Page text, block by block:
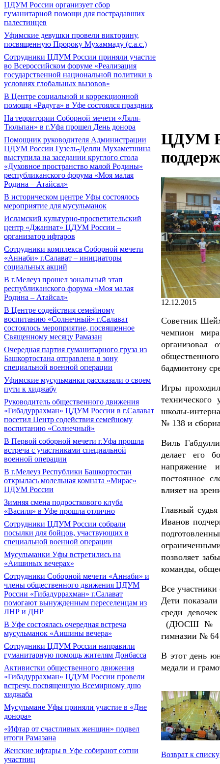
ЦДУМ России организует сбор
гуманитарной помощи для пострадавших
палестинцев
Уфимские девушки провели викторину,
посвященную Пророку Мухаммаду (с.а.с.)
Сотрудники ЦДУМ России приняли участие
во Всероссийском форуме «Реализация
государственной национальной политики в
условиях глобальных вызовов»
В Центре социальной и коррекционной
помощи «Радуга» в Уфе состоялся праздник
На территории Соборной мечети «Ляля-
Тюльпан» в г.Уфа прошел День донора
Помощник руководителя Администрации
ЦДУМ России Гузель-Делли Мухаметшина
выступила на заседании круглого стола
«Духовное пространство малой Родины»
республиканского форума «Моя малая
Родина – Атайсал»
В историческом центре Уфы состоялось
мероприятие для мусульманок
Исламский культурно-просветительский
центр «Джаннат» ЦДУМ России –
организатор ифтаров
Сотрудники комплекса Соборной мечети
«Аннаби» г.Салават – инициаторы
социальных акций
В г.Мелеуз прошел зональный этап
республиканского форума «Моя малая
Родина – Атайсал»
В Центре содействия семейному
воспитанию «Солнечный» г.Салават
состоялось мероприятие, посвященное
Священному месяцу Рамазан
Очередная партия гуманитарного груза из
Башкортостана отправлена в зону
специальной военной операции
Уфимские мусульманки рассказали о своем
пути к хиджабу
Руководитель общественного движения
«Гибадуррахман» ЦДУМ России в г.Салават
посетил Центр содействия семейному
воспитанию «Солнечный»
В Первой соборной мечети г.Уфа прошла
встреча с участниками специальной
военной операции
В г.Мелеуз Республики Башкортостан
открылась молельная комната «Мирас»
ЦДУМ России
Зимняя смена подросткового клуба
«Василя» в Уфе прошла отлично
Сотрудники ЦДУМ России собрали
посылки для бойцов, участвующих в
специальной военной операции
Мусульманки Уфы встретились на
«Аишиных вечерах»
Сотрудники Соборной мечети «Аннаби» и
члены общественного движения ЦДУМ
России «Гибадуррахман» г.Салават
помогают вынужденным переселенцам из
ЛНР и ДНР
В Уфе состоялась очередная встреча
мусульманок «Аишины вечера»
Сотрудники ЦДУМ России направили
гуманитарную помощь жителям Донбасса
Активистки общественного движения
«Гибадуррахман» ЦДУМ России провели
встречу, посвященную Всемирному дню
хиджаба
Мусульмане Уфы приняли участие в «Дне
донора»
«Ифтар от счастливых женщин» подвел
итоги Рамазана
Женские ифтары в Уфе собирают сотни
участниц
ЦДУМ
12.12.2015
Советник
чемпион
организовал
бадминтону
Игры
школы-
№ 138 и
Виль
делает его
напряжение
постоянное
влияет на
Главный
Иванов
позволяет
команды,
Все участники
Дети
среди
(ДЮСШ № 4
гимназии №
В этот день
медали и
Возврат к списку